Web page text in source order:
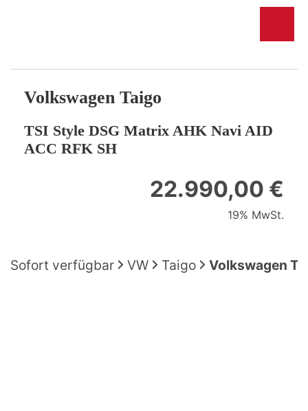
Volkswagen Taigo
TSI Style DSG Matrix AHK Navi AID
ACC RFK SH
22.990,00 €
19% MwSt.
Sofort verfügbar VW Taigo Volkswagen